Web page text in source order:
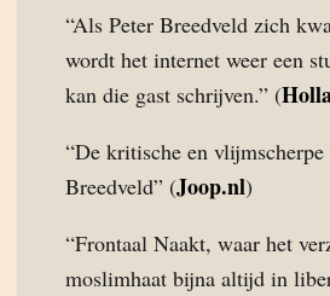
“Als Peter Breedveld zich
wordt het internet weer een
kan die gast schrijven.” (
“De kritische en
Breedveld” (Joop.nl)
“Frontaal Naakt, waar het
moslimhaat bijna altijd in